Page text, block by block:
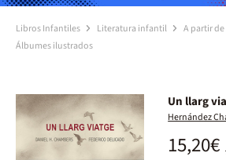
Libros Infantiles Literatura infantil
A partir
Álbumes ilustrados
Un llarg
Hernández
15,20€